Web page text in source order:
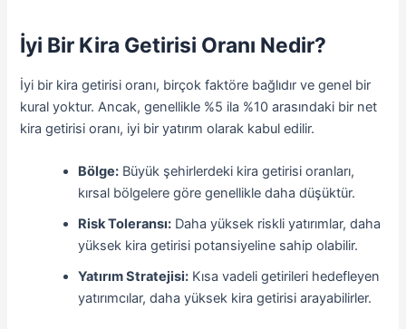
İyi Bir Kira Getirisi Oranı Nedir?
İyi bir kira getirisi oranı, birçok faktöre bağlıdır ve genel bir
kural yoktur. Ancak, genellikle %5 ila %10 arasındaki bir net
kira getirisi oranı, iyi bir yatırım olarak kabul edilir.
Bölge: Büyük şehirlerdeki kira getirisi oranları,
kırsal bölgelere göre genellikle daha düşüktür.
Risk Toleransı: Daha yüksek riskli yatırımlar, daha
yüksek kira getirisi potansiyeline sahip olabilir.
Yatırım Stratejisi: Kısa vadeli getirileri hedefleyen
yatırımcılar, daha yüksek kira getirisi arayabilirler.